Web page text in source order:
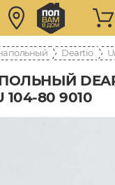
Deartio
80 9010